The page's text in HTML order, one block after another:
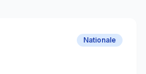
Nationale